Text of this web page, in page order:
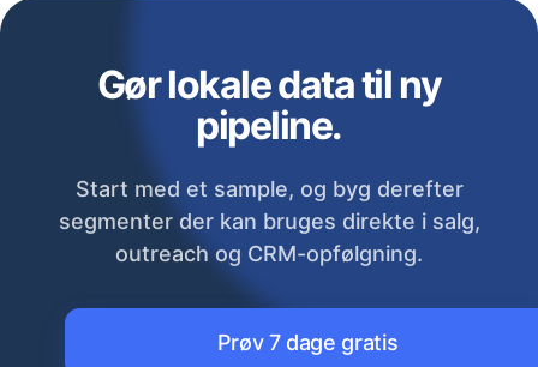
Gør lokale data til ny
pipeline.
Start med et sample, og byg derefter
segmenter der kan bruges direkte i salg,
outreach og CRM-opfølgning.
Prøv 7 dage gratis